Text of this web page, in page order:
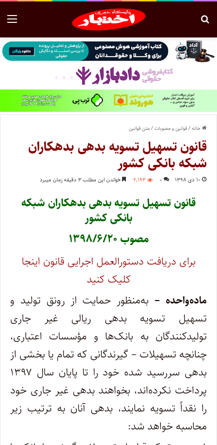
خانه/قوانین و مصوبات/متن قوانین
قانون تسهیل تسویه بدهی بدهکاران
شبکه بانکی کشور
۱۰ دی ۱۳۹۸ ۰ ۲,۱۹۳ خواندن این مطلب ۳ دقیقه زمان میبرد
قانون تسهیل تسویه بدهی بدهکاران شبکه
بانکی کشور
مصوب ۱۳۹۸/۶/۲۰
برای دریافت دستورالعمل اجرایی قانون اینجا
کلیک کنید
ماده‌واحده –به‌منظور حمایت از رونق تولید و
تسهیل تسویه بدهی ریالی غیر جاری
تولیدکنندگان به بانک‌ها و مؤسسات اعتباری،
چنانچه تسهیلات – گیرندگانی که تمام یا بخشی از
بدهی سررسید شده خود را تا پایان سال ۱۳۹۷
پرداخت نکرده‌اند، بخواهند بدهی غیر جاری خود
را نقداً تسویه نمایند، بدهی آنان به ترتیب زیر
محاسبه خواهد شد: